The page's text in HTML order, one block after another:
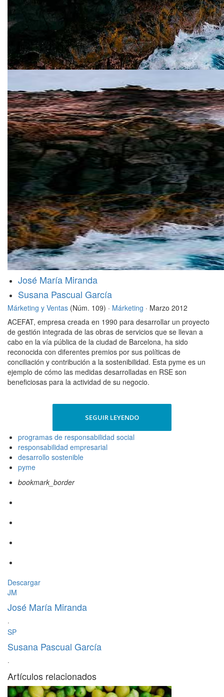
José María Miranda
Susana Pascual García
Márketing y Ventas (Núm. 109) · Márketing · Marzo 2012
ACEFAT, empresa creada en 1990 para desarrollar un proyecto
de gestión integrada de las obras de servicios que se llevan a
cabo en la vía pública de la ciudad de Barcelona, ha sido
reconocida con diferentes premios por sus políticas de
conciliación y contribución a la sostenibilidad. Esta pyme es un
ejemplo de cómo las medidas desarrolladas en RSE son
beneficiosas para la actividad de su negocio.
SEGUIR LEYENDO
programas de responsabilidad social
responsabilidad empresarial
desarrollo sostenible
pyme
bookmark_border
Descargar
JM
José María Miranda
·
SP
Susana Pascual García
·
Artículos relacionados